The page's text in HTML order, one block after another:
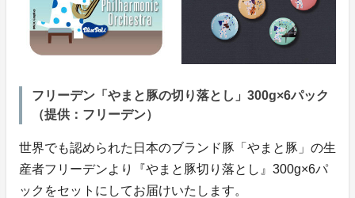
フリーデン「やまと豚の切り落とし」300g×6パック
（提供：フリーデン）
世界でも認められた日本のブランド豚「やまと豚」の生
産者フリーデンより『やまと豚切り落とし』300g×6パ
ックをセットにしてお届けいたします。